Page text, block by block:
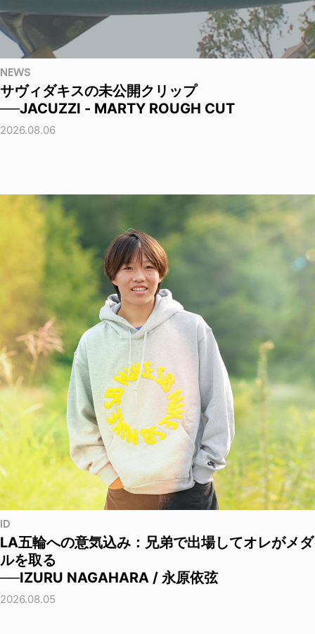
NEWS
サヴィダキスの未公開クリップ
──JACUZZI - MARTY ROUGH CUT
2026.08.06
ID
LA五輪への意気込み：兄弟で出場してオレがメダ
ルを取る
──IZURU NAGAHARA / 永原依弦
2026.08.05